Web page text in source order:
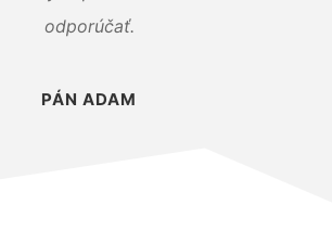
odporúčať.
PÁN ADAM